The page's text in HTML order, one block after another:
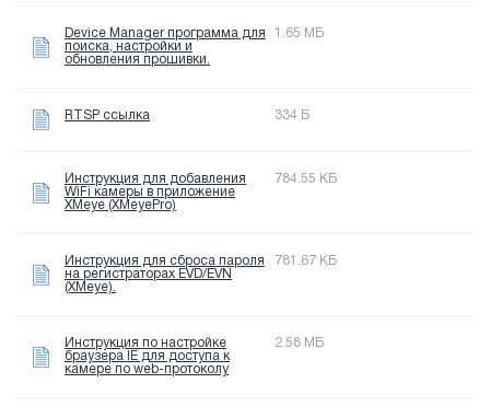
Device Manager программа для
поиска, настройки и
обновления прошивки.
1.65 МБ
RTSP ссылка 334 Б
Инструкция для добавления
WiFi камеры в приложение
XMeye (XMeyePro)
784.55 КБ
Инструкция для сброса пароля
на регистраторах EVD/EVN
(XMeye).
781.67 КБ
Инструкция по настройке
браузера IE для доступа к
камере по web-протоколу
2.58 МБ